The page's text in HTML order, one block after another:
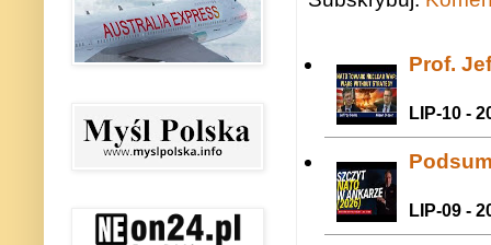
Prof.
LIP-10 -
LIP-09 -